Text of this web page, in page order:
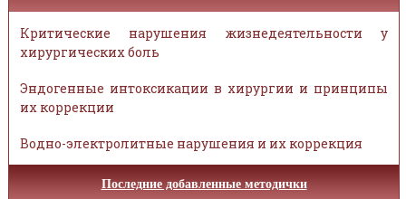
Критические нарушения жизнедеятельности у
хирургических боль
Эндогенные интоксикации в хирургии и принципы
их коррекции
Водно-электролитные нарушения и их коррекция
Последние добавленные методички